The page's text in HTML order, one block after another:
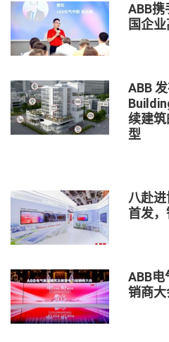
ABB携
国企
ABB
续建
型
八赴
首发
ABB
销商